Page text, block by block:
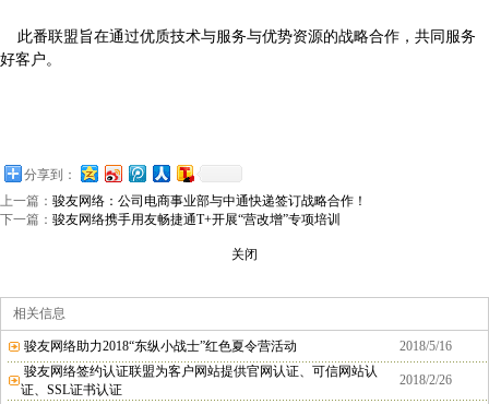
此番联盟旨在通过优质技术与服务与优势资源的战略合作，共同服务
好客户。
分享到：
上一篇： 骏友网络：公司电商事业部与中通快递签订战略合作！
下一篇： 骏友网络携手用友畅捷通T+开展“营改增”专项培训
关闭
相关信息
骏友网络助力2018“东纵小战士”红色夏令营活动
2018/5/16
骏友网络签约认证联盟为客户网站提供官网认证、可信网站认
证、SSL证书认证
2018/2/26